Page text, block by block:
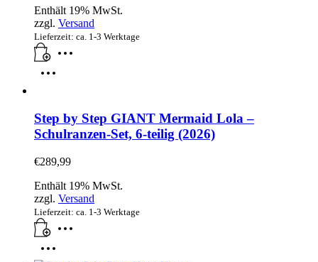
Enthält 19% MwSt.
zzgl. Versand
Lieferzeit: ca. 1-3 Werktage
Step by Step GIANT Mermaid Lola –
Schulranzen-Set, 6-teilig (2026)
€289,99
Enthält 19% MwSt.
zzgl. Versand
Lieferzeit: ca. 1-3 Werktage